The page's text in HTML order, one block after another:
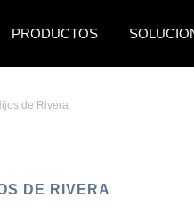
PRODUCTOS
de Rivera
DE RIVERA